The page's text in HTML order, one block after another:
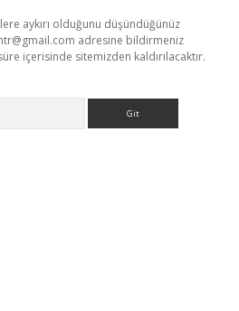
aykırı olduğunu düşündüğünüz
adresine bildirmeniz
içerisinde sitemizden kaldırılacaktır.